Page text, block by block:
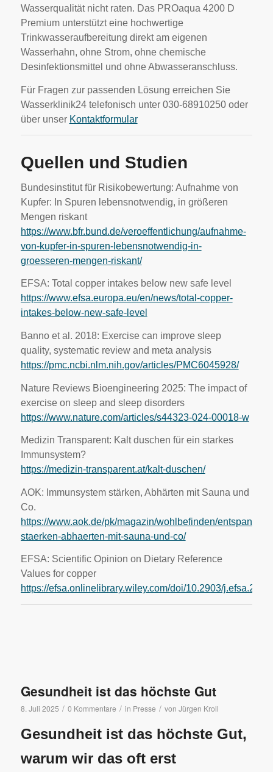
Wasserqualität nicht raten. Das PROaqua 4200 D
Premium unterstützt eine hochwertige
Trinkwasseraufbereitung direkt am eigenen
Wasserhahn, ohne Strom, ohne chemische
Desinfektionsmittel und ohne Abwasseranschluss.
Für Fragen zur passenden Lösung erreichen Sie
Wasserklinik24 telefonisch unter 030-68910250 oder
über unser Kontaktformular
Quellen und Studien
Bundesinstitut für Risikobewertung: Aufnahme von
Kupfer: In Spuren lebensnotwendig, in größeren
Mengen riskant
https://www.bfr.bund.de/veroeffentlichung/aufnahme-
von-kupfer-in-spuren-lebensnotwendig-in-
groesseren-mengen-riskant/
EFSA: Total copper intakes below new safe level
https://www.efsa.europa.eu/en/news/total-copper-
intakes-below-new-safe-level
Banno et al. 2018: Exercise can improve sleep
quality, systematic review and meta analysis
https://pmc.ncbi.nlm.nih.gov/articles/PMC6045928/
Nature Reviews Bioengineering 2025: The impact of
exercise on sleep and sleep disorders
https://www.nature.com/articles/s44323-024-00018-w
Medizin Transparent: Kalt duschen für ein starkes
Immunsystem?
https://medizin-transparent.at/kalt-duschen/
AOK: Immunsystem stärken, Abhärten mit Sauna und
Co.
https://www.aok.de/pk/magazin/wohlbefinden/
staerken-abhaerten-mit-sauna-und-co/
EFSA: Scientific Opinion on Dietary Reference
Values for copper
https://efsa.onlinelibrary.wiley.com/doi/10.2903/
Gesundheit ist das höchste Gut
8. Juli 2025 / 0 Kommentare / in Presse / von Jürgen Kroll
Gesundheit ist das höchste Gut,
warum wir das oft erst